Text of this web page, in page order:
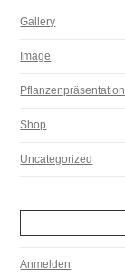
Gallery
Image
Pflanzenpräsentation
Shop
Uncategorized
Anmelden